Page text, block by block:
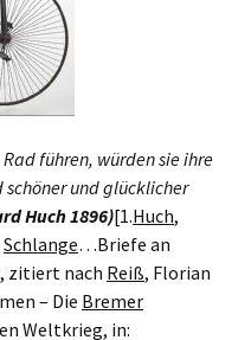
führen, würden sie ihre
und glücklicher
Huch 1896)[1.Huch,
Schlange…Briefe an
zitiert nach Reiß, Florian
– Die Bremer
Weltkrieg, in: